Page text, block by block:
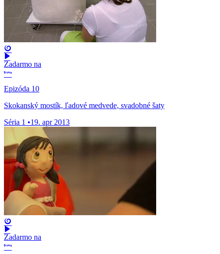
Zadarmo na
Epizóda 10
Skokanský mostík, ľadové medvede, svadobné šaty
Séria 1 •19. apr 2013
Zadarmo na